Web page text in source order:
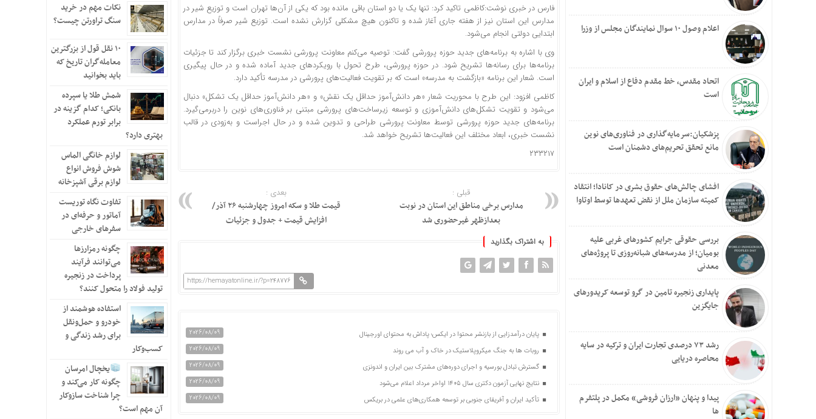
اعلام وصول ۱۰ سوال نمایندگان مجلس از وزرا
اتحاد مقدس، خط مقدم دفاع از اسلام و ایران
است
پزشکیان:سرمایه‌گذاری در فناوری‌های نوین
مانع تحقق تحریم‌های دشمنان است
افشای چالش‌های حقوق بشری در کانادا؛ انتقاد
کمیته سازمان ملل از نقض تعهد‌ها توسط اوتاوا
بررسی حقوقی جرایم کشور‌های غربی علیه
بومیان؛ از مدرسه‌های شبانه‌روزی تا پروژه‌های
معدنی
پایداری زنجیره تامین در گرو توسعه کریدورهای
جایگزین
رشد ۷۳ درصدی تجارت ایران و ترکیه در سایه
محاصره دریایی
پیدا و پنهان «ارزان فروشی» مکمل در پلتفرم
ها
فارس در خبری نوشت:کاظمی تاکید کرد: تنها یک یا دو استان باقی مانده بود که یکی از آن‌ها تهران است و توزیع شیر در
مدارس این استان نیز از هفته جاری آغاز شده و تاکنون هیچ مشکلی گزارش نشده است. توزیع شیر صرفاً در مدارس
ابتدایی دولتی انجام می‌شود.
وی با اشاره به برنامه‌های جدید حوزه پرورشی گفت: توصیه می‌کنم معاونت پرورشی نشست خبری برگزار کند تا جزئیات
برنامه‌ها برای رسانه‌ها تشریح شود. در حوزه پرورشی، طرح تحول با رویکردهای جدید آماده شده و در حال پیگیری
است. شعار این برنامه «بازگشت به مدرسه» است که بر تقویت فعالیت‌های پرورشی در مدرسه تأکید دارد.
کاظمی افزود: این طرح با محوریت شعار «هر دانش‌آموز حداقل یک نقش» و «هر دانش‌آموز حداقل یک تشکل» دنبال
می‌شود و تقویت تشکل‌های دانش‌آموزی و توسعه زیرساخت‌های پرورشی مبتنی بر فناوری‌های نوین را دربرمی‌گیرد.
برنامه‌های جدید حوزه پرورشی توسط معاونت پرورشی طراحی و تدوین شده و در حال اجراست و به‌زودی در قالب
نشست خبری، ابعاد مختلف این فعالیت‌ها تشریح خواهد شد.
۲۳۳۲۱۷
بعدی :
قیمت طلا و سکه امروز چهارشنبه ۲۶ آذر/
افزایش قیمت + جدول و جزئیات
قبلی :
مدارس برخی مناطق این استان در نوبت
بعدازظهر غیرحضوری شد
به اشتراک بگذارید
https://hemayatonline.ir/?p=248776
پایان درآمدزایی از بازنشر محتوا در ایکس؛ پاداش به محتوای اورجینال
2026/08/09
روبات ها به جنگ میکروپلاستیک در خاک و آب می روند
2026/08/09
گسترش تبادل بورسیه و اجرای دوره‌های مشترک بین ایران و اندونزی
2026/08/09
نتایج نهایی آزمون دکتری سال ۱۴۰۵ اواخر مرداد اعلام می‌شود
2026/08/09
تأکید ایران و آفریقای جنوبی بر توسعه همکاری‌های علمی در بریکس
2026/08/09
نکات مهم در خرید
سنگ تراورتن چیست؟
۱۰ نقل قول از بزرگترین
معامله‌گران تاریخ که
باید بخوانید
شمش طلا یا سپرده
بانکی؛ کدام گزینه در
برابر تورم عملکرد
بهتری دارد؟
لوازم خانگی الماس
شوش فروش انواع
لوازم برقی آشپزخانه
تفاوت نگاه توریست
آماتور و حرفه‌ای در
سفرهای خارجی
چگونه رمزارزها
می‌توانند فرآیند
پرداخت در زنجیره
تولید فولاد را متحول کنند؟
استفاده هوشمند از
خودرو و حمل‌ونقل
برای رشد زندگی و
کسب‌وکار
یخچال امرسان
چگونه کار می‌کند و
چرا شناخت سازوکار
آن مهم است؟